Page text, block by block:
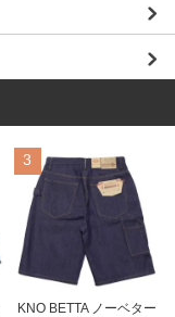
3
KNO BETTA ノーベター